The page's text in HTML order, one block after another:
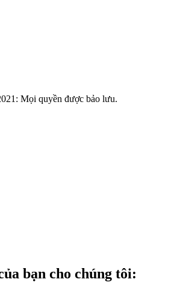
Mọi quyền được bảo lưu.
bạn cho chúng tôi: